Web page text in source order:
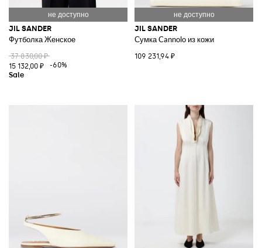
JIL SANDER
Футболка Женское
37 830,00 ₽
15 132,00 ₽
-60%
JIL SANDER
Сумка Cannolo из кожи
109 231,94 ₽